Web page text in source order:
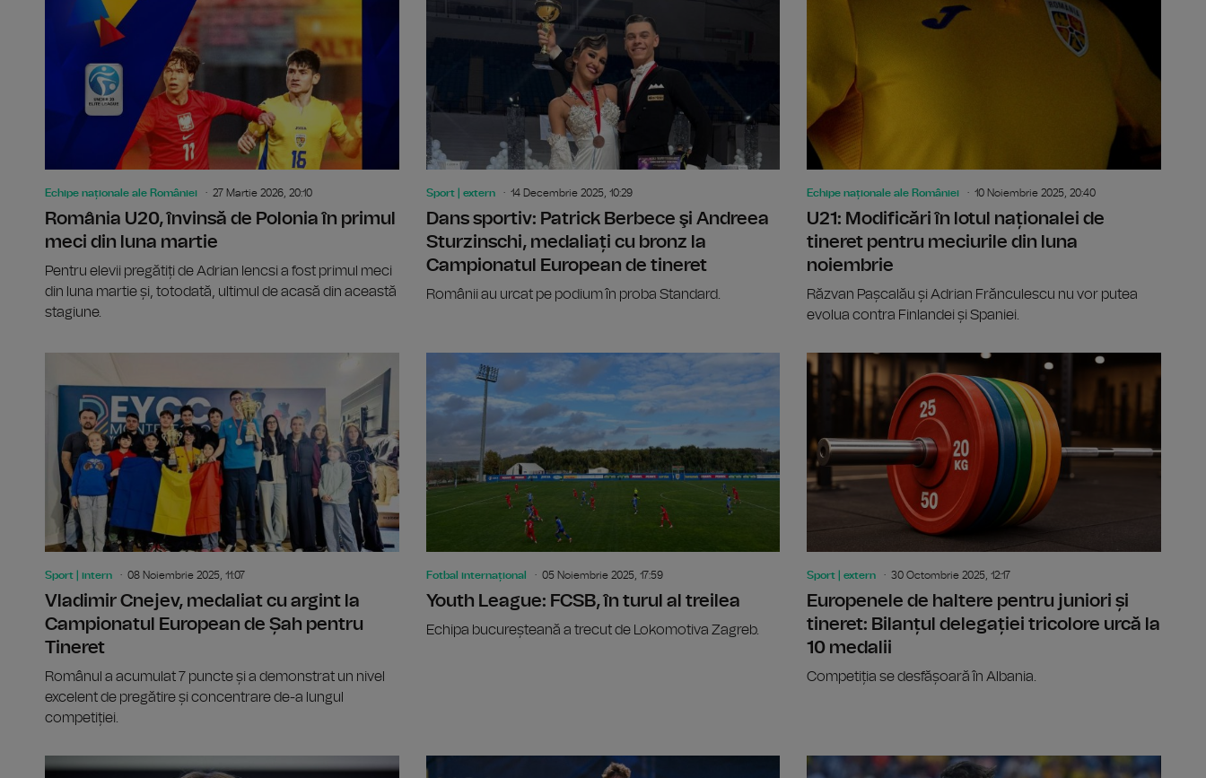
Echipe naționale ale României 27 Martie 2026, 20:10
România U20, învinsă de Polonia în primul
meci din luna martie
Pentru elevii pregătiți de Adrian Iencsi a fost primul meci
din luna martie și, totodată, ultimul de acasă din această
stagiune.
Sport | extern 14 Decembrie 2025, 10:29
Dans sportiv: Patrick Berbece şi Andreea
Sturzinschi, medaliați cu bronz la
Campionatul European de tineret
Românii au urcat pe podium în proba Standard.
Echipe naționale ale României 10 Noiembrie 2025, 20:40
U21: Modificări în lotul naționalei de
tineret pentru meciurile din luna
noiembrie
Răzvan Pașcalău și Adrian Frănculescu nu vor putea
evolua contra Finlandei și Spaniei.
Sport | intern 08 Noiembrie 2025, 11:07
Vladimir Cnejev, medaliat cu argint la
Campionatul European de Șah pentru
Tineret
Românul a acumulat 7 puncte și a demonstrat un nivel
excelent de pregătire și concentrare de-a lungul
competiției.
Vladimir Cnejev, medaliat cu argint la Campionatul European de Șah
Fotbal internațional 05 Noiembrie 2025, 17:59
Youth League: FCSB, în turul al treilea
Echipa bucureșteană a trecut de Lokomotiva Zagreb.
Youth
Sport | extern 30 Octombrie 2025, 12:17
Europenele de haltere pentru juniori și
tineret: Bilanțul delegației tricolore urcă la
10 medalii
Competiția se desfășoară în Albania.
Mihaela Cambei, triplă campioană europeană de tineret FCSB,